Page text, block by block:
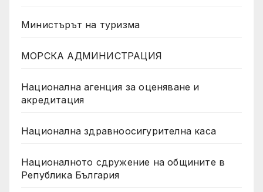
Министърът на туризма
МОРСКА АДМИНИСТРАЦИЯ
Национална агенция за оценяване и
акредитация
Национална здравноосигурителна каса
Националното сдружение на общините в
Република България